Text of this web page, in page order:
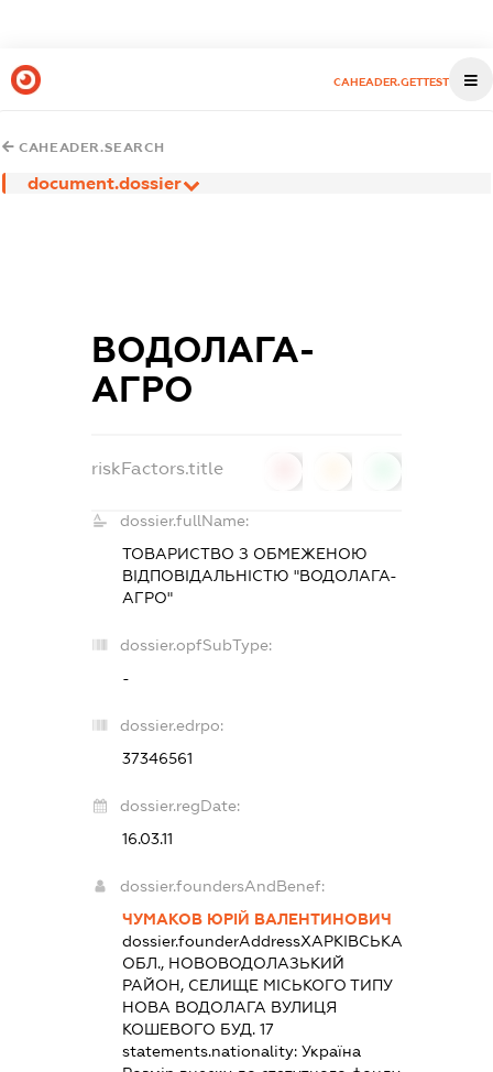
CAHEADER.GETTEST
CAHEADER.SEARCH
document.dossier
ВОДОЛАГА-
АГРО
riskFactors.title
dossier.fullName:
ТОВАРИСТВО З ОБМЕЖЕНОЮ
ВІДПОВІДАЛЬНІСТЮ "ВОДОЛАГА-
АГРО"
dossier.opfSubType:
-
dossier.edrpo:
37346561
dossier.regDate:
16.03.11
dossier.foundersAndBenef:
ЧУМАКОВ ЮРІЙ ВАЛЕНТИНОВИЧ
dossier.founderAddressХАРКІВСЬКА
ОБЛ., НОВОВОДОЛАЗЬКИЙ
РАЙОН, СЕЛИЩЕ МІСЬКОГО ТИПУ
НОВА ВОДОЛАГА ВУЛИЦЯ
КОШЕВОГО БУД. 17
statements.nationality: Україна